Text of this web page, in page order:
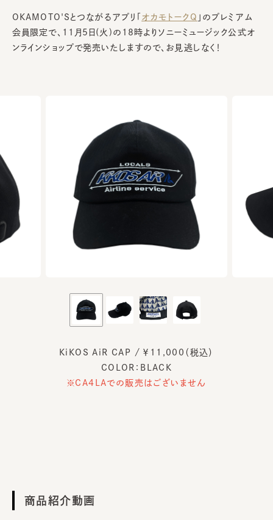
OKAMOTO'Sとつながるアプリ「 オカモトークQ 」のプレミアム
会員限定で、11月5日(火)の18時よりソニーミュージック公式オ
ンラインショップで発売いたしますので、お見逃しなく！
KiKOS AiR CAP / ￥11,000（税込）
COLOR：BLACK
※CA4LAでの販売はございません
商品紹介動画